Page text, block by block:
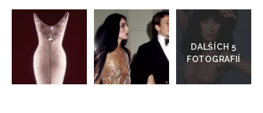
Přejít
do
galerie